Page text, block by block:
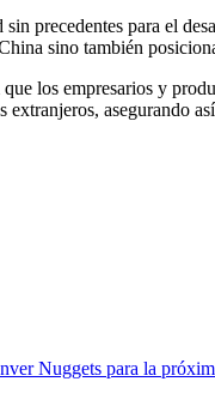
precedentes para el
sino también
los empresarios y
asegurando
Nuggets para la